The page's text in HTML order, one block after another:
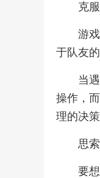
克
游
于队友
当
操作，
理的决策
思
要